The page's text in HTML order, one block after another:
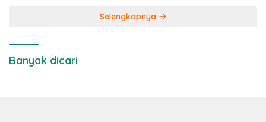
Selengkapnya
Banyak dicari